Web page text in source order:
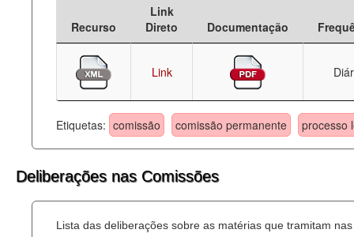
Administração
Legislação
Agenda
Perguntas frequentes
Recurso
Link
Direto
Documentação
Link
Etiquetas: comissão comissão permanente processo
Deliberações nas Comissões
Lista das deliberações sobre as matérias que tramitam